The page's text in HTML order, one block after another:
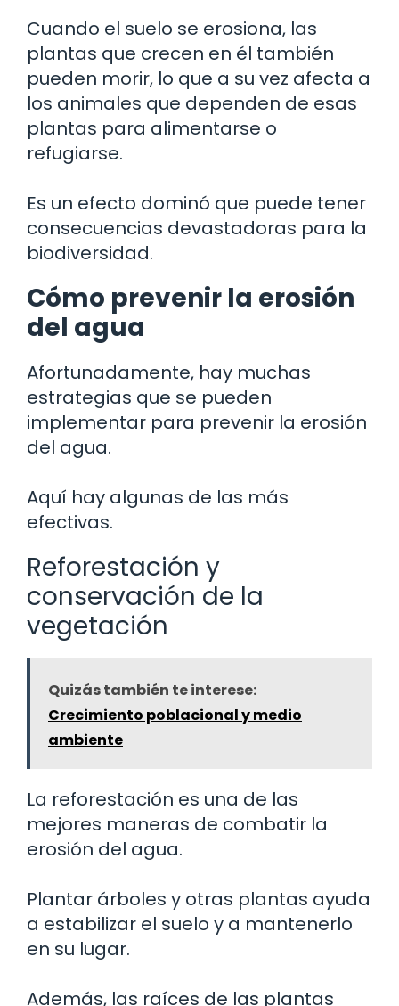
Cuando el suelo se erosiona, las
plantas que crecen en él también
pueden morir, lo que a su vez afecta a
los animales que dependen de esas
plantas para alimentarse o
refugiarse.
Es un efecto dominó que puede tener
consecuencias devastadoras para la
biodiversidad.
Cómo prevenir la erosión
del agua
Afortunadamente, hay muchas
estrategias que se pueden
implementar para prevenir la erosión
del agua.
Aquí hay algunas de las más
efectivas.
Reforestación y
conservación de la
vegetación
Quizás también te interese:
Crecimiento poblacional y medio
ambiente
La reforestación es una de las
mejores maneras de combatir la
erosión del agua.
Plantar árboles y otras plantas ayuda
a estabilizar el suelo y a mantenerlo
en su lugar.
Además, las raíces de las plantas